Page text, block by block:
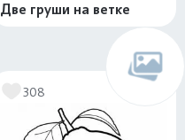
Две груши на ветке
308